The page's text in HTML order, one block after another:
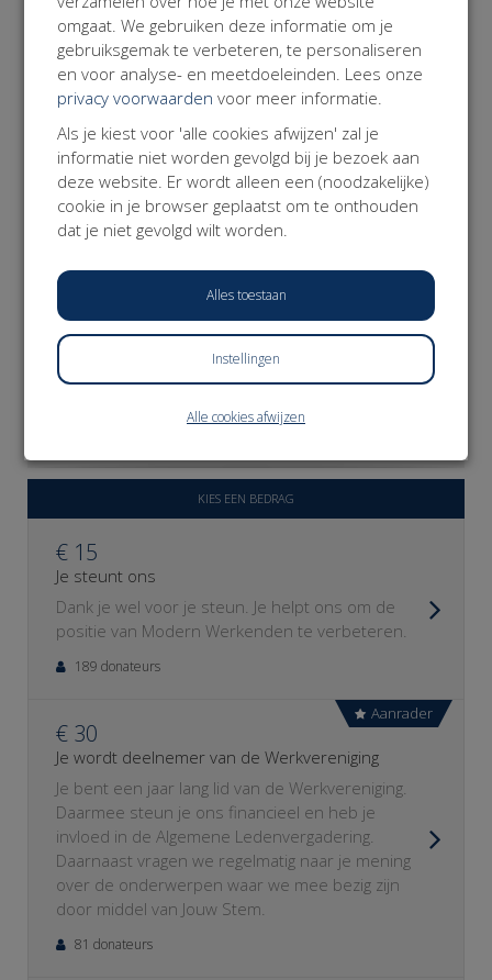
De Werkvereniging is het belangenplatform voor Modern
Werkenden; professionals die zelfstandig werken. De
Werkvereniging zet zich in voor een fundamentele
hervorming van de arbeidsmarkt en het sociale stelsel.
Missie: alle werkenden weten zich verzekerd van dezelfde
basis aan zekerheden die meebewegen met hun leven,
hun werk en de keuzes die ze daarin maken.
www.werkvereniging.nl
DONEER NU
KIES EEN BEDRAG
€ 15
Je steunt ons
Dank je wel voor je steun. Je helpt ons om de
positie van Modern Werkenden te verbeteren.
189 donateurs
Aanrader
€ 30
Je wordt deelnemer van de Werkvereniging
Je bent een jaar lang lid van de Werkvereniging.
Daarmee steun je ons financieel en heb je
invloed in de Algemene Ledenvergadering.
Daarnaast vragen we regelmatig naar je mening
over de onderwerpen waar we mee bezig zijn
door middel van Jouw Stem.
81 donateurs
omgaat. We gebruiken deze informatie om je
gebruiksgemak te verbeteren, te personaliseren
en voor analyse- en meetdoeleinden. Lees onze
privacy voorwaarden voor meer informatie.
Als je kiest voor 'alle cookies afwijzen' zal je
informatie niet worden gevolgd bij je bezoek aan
deze website. Er wordt alleen een (noodzakelijke)
cookie in je browser geplaatst om te onthouden
dat je niet gevolgd wilt worden.
Alles toestaan
Instellingen
Alle cookies afwijzen